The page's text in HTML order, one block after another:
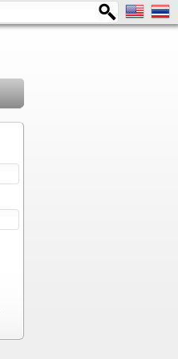
ค้นหา